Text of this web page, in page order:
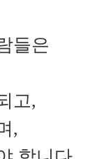
들은
고,
,